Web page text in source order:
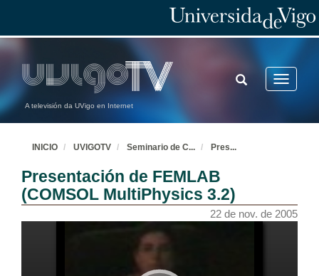
A televisión da UVigo en Internet
Toggle
TOGGLE
SEARCH
INICIO UVIGOTV Seminario de C... Pres...
Presentación de FEMLAB
(COMSOL MultiPhysics 3.2)
22 de nov. de 2005